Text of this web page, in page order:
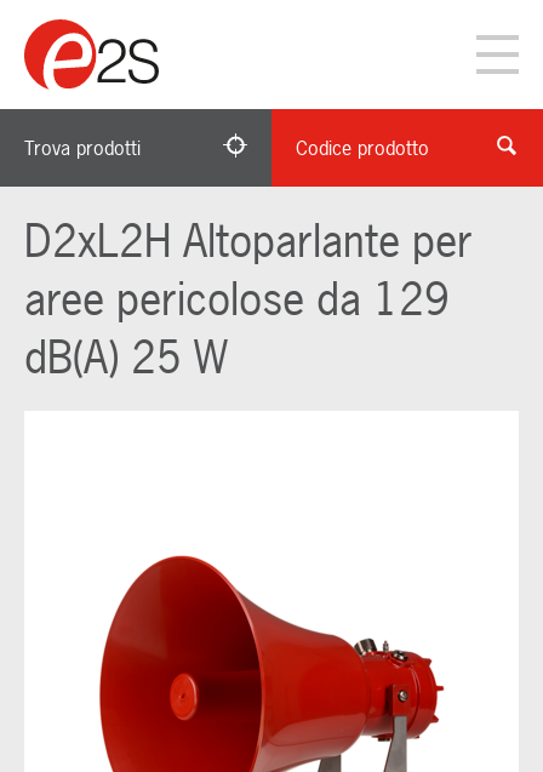
Trova prodotti Codice prodotto
D2xL2H Altoparlante per
aree pericolose da 129
dB(A) 25 W